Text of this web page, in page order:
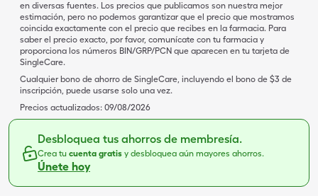
en diversas fuentes. Los precios que publicamos son nuestra mejor
estimación, pero no podemos garantizar que el precio que mostramos
coincida exactamente con el precio que recibes en la farmacia. Para
saber el precio exacto, por favor, comunícate con tu farmacia y
proporciona los números BIN/GRP/PCN que aparecen en tu tarjeta de
SingleCare.
Cualquier bono de ahorro de SingleCare, incluyendo el bono de $3 de
inscripción, puede usarse solo una vez.
Precios actualizados: 09/08/2026
Desbloquea tus ahorros de membresía.
Crea tu cuenta gratis y desbloquea aún mayores ahorros.
Únete hoy